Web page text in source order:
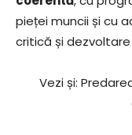
pieței muncii și cu
critică și
Vezi și: